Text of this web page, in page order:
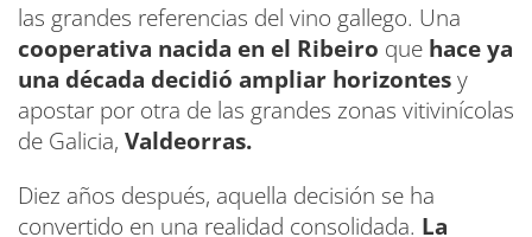
las grandes referencias del vino gallego. Una
cooperativa nacida en el Ribeiro que hace ya
una década decidió ampliar horizontesy
apostar por otra de las grandes zonas vitivinícolas
de Galicia, Valdeorras.
Diez años después, aquella decisión se ha
convertido en una realidad consolidada. La